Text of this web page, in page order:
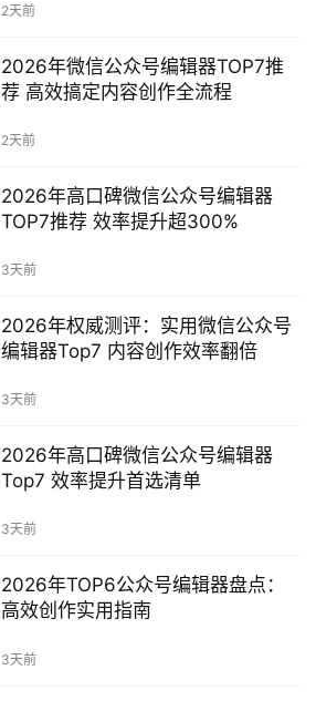
2天前
2026年微信公众号编辑器TOP7推
荐 高效搞定内容创作全流程
2天前
2026年高口碑微信公众号编辑器
TOP7推荐 效率提升超300%
3天前
2026年权威测评：实用微信公众号
编辑器Top7 内容创作效率翻倍
3天前
2026年高口碑微信公众号编辑器
Top7 效率提升首选清单
3天前
2026年TOP6公众号编辑器盘点：
高效创作实用指南
3天前